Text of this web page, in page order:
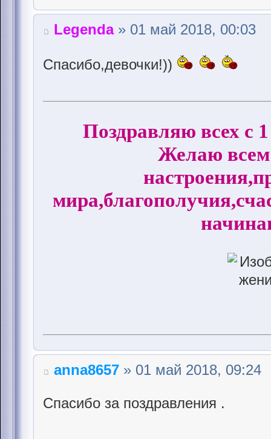
Legenda» 01 май 2018, 00:03
Спасибо,девочки!))
Поздравляю всех с
Желаю всем
anna8657 » 01 май 2018, 09:24
Спасибо за поздравления .